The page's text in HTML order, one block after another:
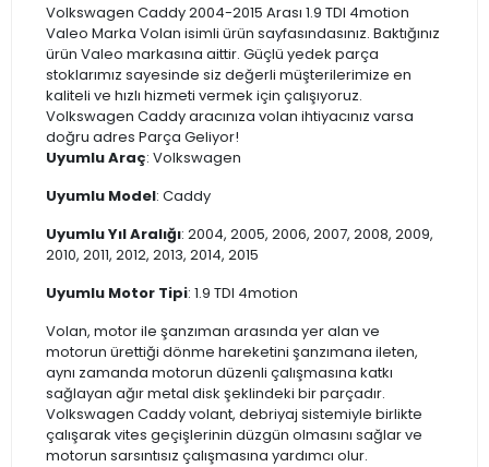
Volkswagen Caddy 2004-2015 Arası 1.9 TDI 4motion
Valeo Marka Volan isimli ürün sayfasındasınız. Baktığınız
ürün Valeo markasına aittir. Güçlü yedek parça
stoklarımız sayesinde siz değerli müşterilerimize en
kaliteli ve hızlı hizmeti vermek için çalışıyoruz.
Volkswagen Caddy aracınıza volan ihtiyacınız varsa
doğru adres Parça Geliyor!
Uyumlu Araç: Volkswagen
Uyumlu Model: Caddy
Uyumlu Yıl Aralığı: 2004, 2005, 2006, 2007, 2008, 2009,
2010, 2011, 2012, 2013, 2014, 2015
Uyumlu Motor Tipi: 1.9 TDI 4motion
Volan, motor ile şanzıman arasında yer alan ve
motorun ürettiği dönme hareketini şanzımana ileten,
aynı zamanda motorun düzenli çalışmasına katkı
sağlayan ağır metal disk şeklindeki bir parçadır.
Volkswagen Caddy volant, debriyaj sistemiyle birlikte
çalışarak vites geçişlerinin düzgün olmasını sağlar ve
motorun sarsıntısız çalışmasına yardımcı olur.